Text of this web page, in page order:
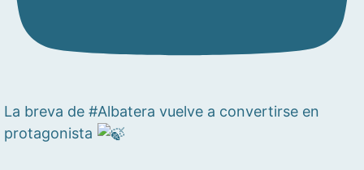
La breva de #Albatera vuelve a convertirse en
protagonista